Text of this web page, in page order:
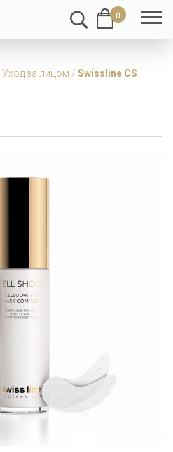
0
Уход за лицом / Swissline CS